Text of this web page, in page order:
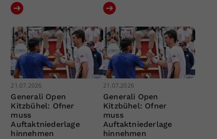
21.07.2026
Generali Open
Kitzbühel: Ofner
muss
Auftaktniederlage
hinnehmen
21.07.2026
Generali Open
Kitzbühel: Ofner
muss
Auftaktniederlage
hinnehmen